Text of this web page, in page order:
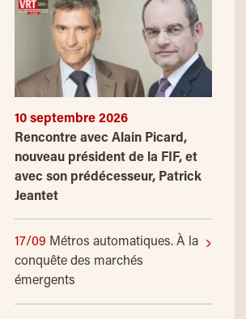
10 septembre 2026
Rencontre avec Alain Picard,
nouveau président de la FIF, et
avec son prédécesseur, Patrick
Jeantet
17/09 Métros automatiques. À la
conquête des marchés
émergents